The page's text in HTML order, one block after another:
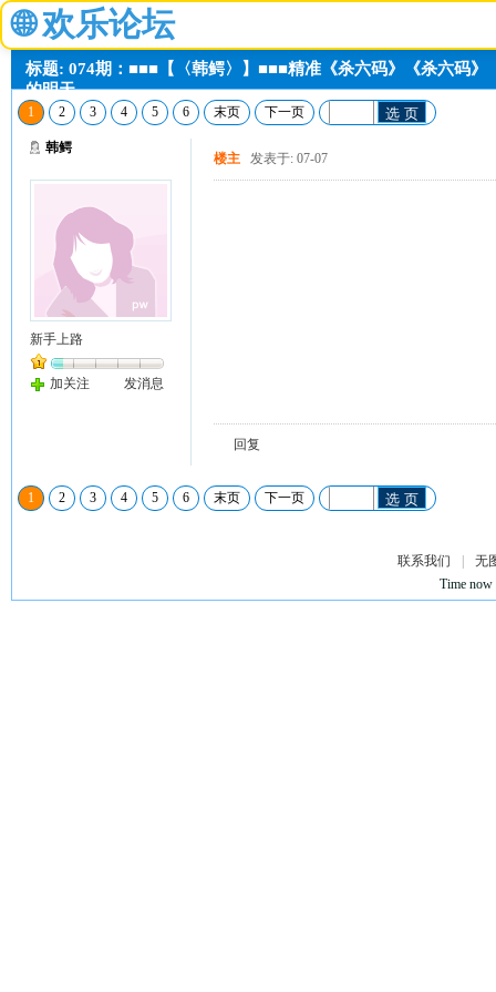
🌐 欢乐论坛
标题: 074期：■■■【〈韩鳄〉】■■■精准《杀六码》《杀六码》
的明天
1 2 3 4 5 6 末页 下一页 选 页
韩鳄
新手上路
加关注 发消息
楼主 发表于: 07-07
回复
1 2 3 4 5 6 末页 下一页 选 页
联系我们
无
Time now